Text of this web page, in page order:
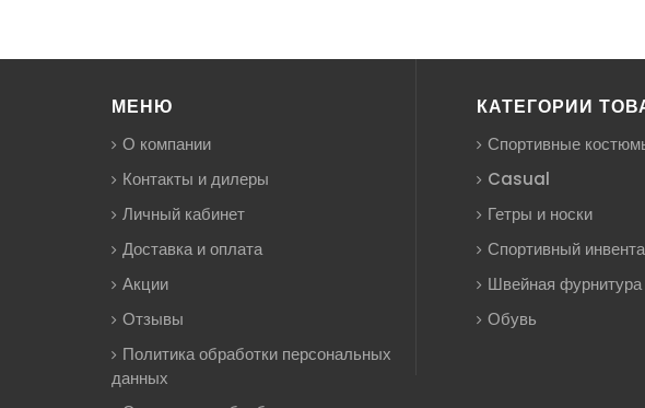
МЕНЮ
О компании
Контакты и дилеры
Личный кабинет
Доставка и оплата
Акции
Отзывы
Политика обработки персональных
данных
КАТЕГОРИИ
Спортивные
Casual
Гетры и носки
Спортивный
Швейная фурнитура
Обувь